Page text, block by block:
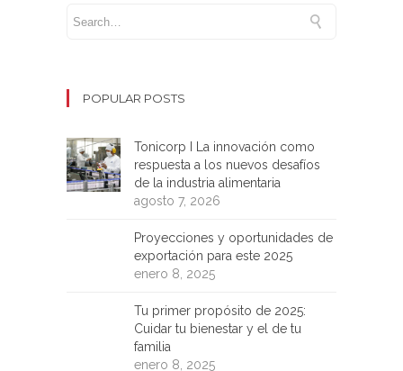
POPULAR POSTS
Tonicorp I La innovación como
respuesta a los nuevos desafíos
de la industria alimentaria
agosto 7, 2026
Proyecciones y oportunidades de
exportación para este 2025
enero 8, 2025
Tu primer propósito de 2025:
Cuidar tu bienestar y el de tu
familia
enero 8, 2025